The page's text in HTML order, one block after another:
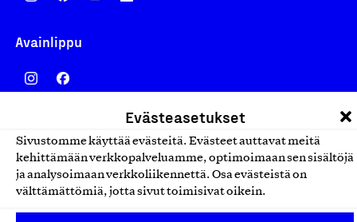
Evästeasetukset
Sivustomme käyttää evästeitä. Evästeet auttavat meitä
kehittämään verkkopalveluamme, optimoimaan sen sisältöjä
ja analysoimaan verkkoliikennettä. Osa evästeistä on
välttämättömiä, jotta sivut toimisivat oikein.
Avainlippu
Design From Finland